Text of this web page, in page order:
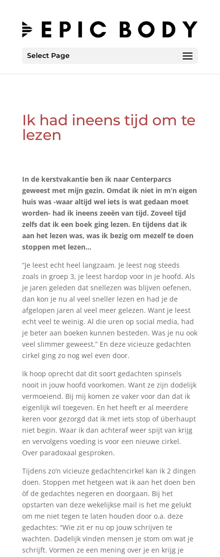
Select Page
Ik had ineens tijd om te
lezen
In de kerstvakantie ben ik naar Centerparcs
geweest met mijn gezin. Omdat ik niet in m’n eigen
huis was -waar altijd wel iets is wat gedaan moet
worden- had ik ineens zeeën van tijd. Zoveel tijd
zelfs dat ik een boek ging lezen. En tijdens dat ik
aan het lezen was, was ik bezig om mezelf te doen
stoppen met lezen…
“Je leest echt heel langzaam. Je leest nog steeds
zoals in groep 3, je leest hardop voor in je hoofd. Als
je jaren geleden dat snellezen was blijven oefenen,
dan kon je nu al veel sneller lezen en had je de
afgelopen jaren al veel meer gelezen. Want je leest
echt veel te weinig. Al die uren op social media, had
je beter aan boeken kunnen besteden. Was je nu ook
veel slimmer geweest.” En deze vicieuze gedachten
cirkel ging zo nog wel even door.
Ik hoop oprecht dat dit soort gedachten spinsels
nooit in jouw hoofd voorkomen. Want ze zijn dodelijk
vermoeiend. Bij mij komen ze vaker voor dan dat ik
eigenlijk wil toegeven. En het heeft er al meerdere
keren voor gezorgd dat ik met iets stop of überhaupt
niet begin. Waar ik dan achteraf weer spijt van krijg
en vervolgens voeding is voor een nieuwe cirkel.
Over paradoxaal gesproken.
Tijdens zo’n vicieuze gedachtencirkel kan ik 2 dingen
doen. Stoppen met hetgeen wat ik aan het doen ben
òf de gedachtes negeren en doorgaan. Bij het
opstarten van deze wekelijkse mail is het me gelukt
om me niet tegen te laten houden door o.a. deze
gedachtes: “Wie zit er nu op jouw schrijven te
wachten. Dadelijk vinden mensen je stom om wat je
schrijft. Vormen ze een mening over je en krijg je